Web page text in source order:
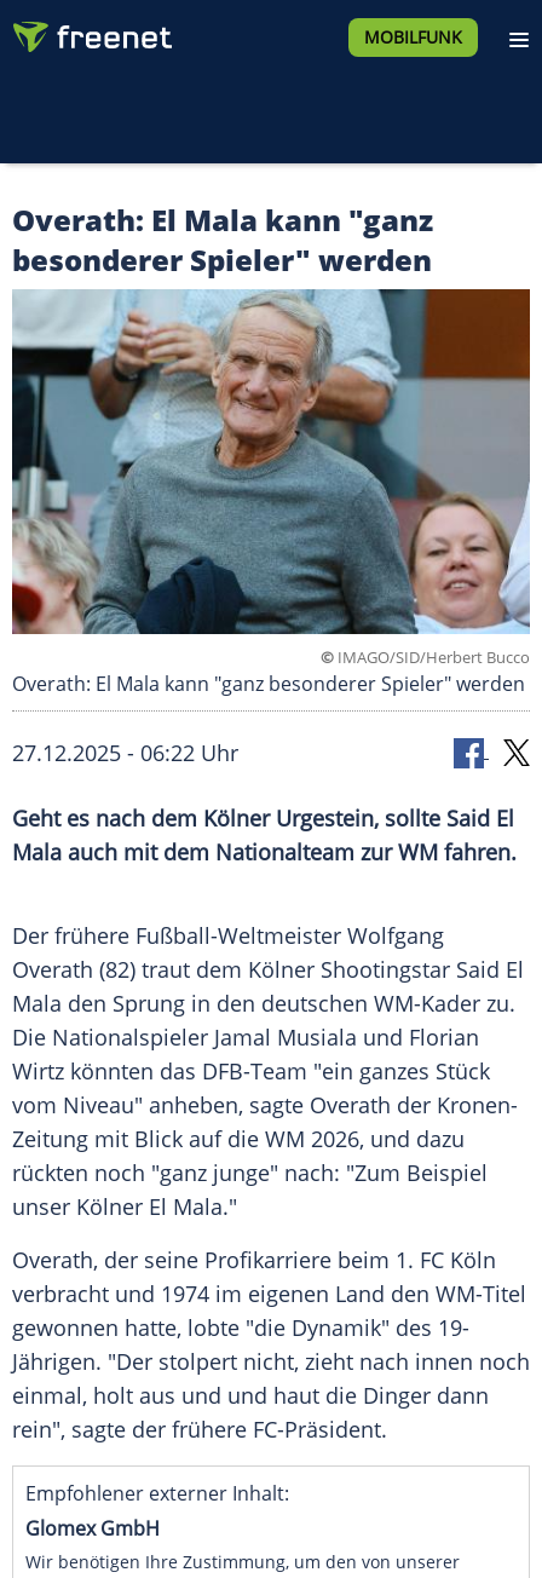
MOBILFUNK
Overath: El Mala kann "ganz
besonderer Spieler" werden
© IMAGO/SID/Herbert Bucco
Overath: El Mala kann "ganz besonderer Spieler" werden
27.12.2025 - 06:22 Uhr
Geht es nach dem Kölner Urgestein, sollte Said El
Mala auch mit dem Nationalteam zur WM fahren.
Der frühere Fußball-Weltmeister Wolfgang
Overath (82) traut dem Kölner Shootingstar Said El
Mala den Sprung in den deutschen WM-Kader zu.
Die Nationalspieler Jamal Musiala und Florian
Wirtz könnten das DFB-Team "ein ganzes Stück
vom Niveau" anheben, sagte Overath der Kronen-
Zeitung mit Blick auf die WM 2026, und dazu
rückten noch "ganz junge" nach: "Zum Beispiel
unser Kölner El Mala."
Overath, der seine Profikarriere beim 1. FC Köln
verbracht und 1974 im eigenen Land den WM-Titel
gewonnen hatte, lobte "die Dynamik" des 19-
Jährigen. "Der stolpert nicht, zieht nach innen noch
einmal, holt aus und und haut die Dinger dann
rein", sagte der frühere FC-Präsident.
Empfohlener externer Inhalt:
Glomex GmbH
Wir benötigen Ihre Zustimmung, um den von unserer